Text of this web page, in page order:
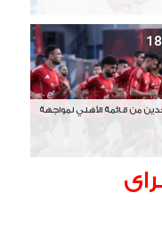
من قائمة الأهلي لمواجهة